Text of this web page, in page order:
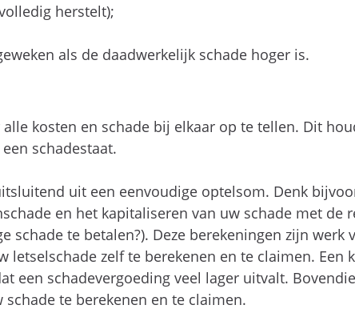
herstelt);
als de daadwerkelijk schade hoger is.
kosten en schade bij elkaar op te tellen. Dit
schadestaat.
uit een eenvoudige optelsom. Denk
en het kapitaliseren van uw schade met de
te betalen?). Deze berekeningen zijn werk
zelf te berekenen en te claimen. Een
een schadevergoeding veel lager uitvalt.
te berekenen en te claimen.